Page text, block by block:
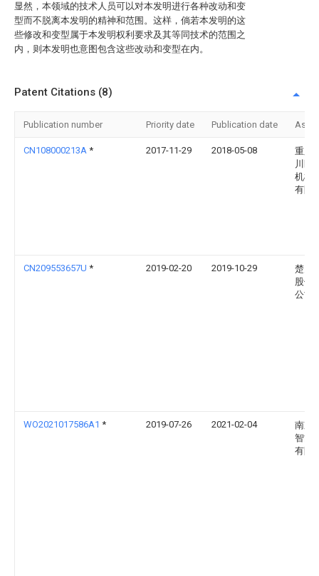
显然，本领域的技术人员可以对本发明进行各种改动和变
型而不脱离本发明的精神和范围。这样，倘若本发明的这
些修改和变型属于本发明权利要求及其等同技术的范围之
内，则本发明也意图包含这些改动和变型在内。
Patent Citations (8)
Publication number Priority date Publication date
CN108000213A * 2017-11-29 2018-05-08
重庆
川区
机械
有限
CN209553657U * 2019-02-20 2019-10-29
楚天
股份
公司
WO2021017586A1 * 2019-07-26 2021-02-04
南京
智能
有限